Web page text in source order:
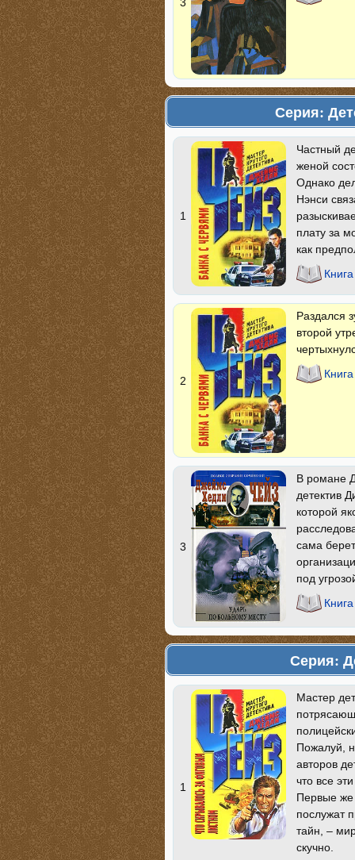
Серия:
1
Частный
женой
Однако
Нэнси
плату за
как
2
Раздался
второй
3
В романе
детектив
которой
сама
под
Серия:
1
Мастер
Пожалуй,
авторов
что все
Первые же
послужат
тайн, –
скучно.